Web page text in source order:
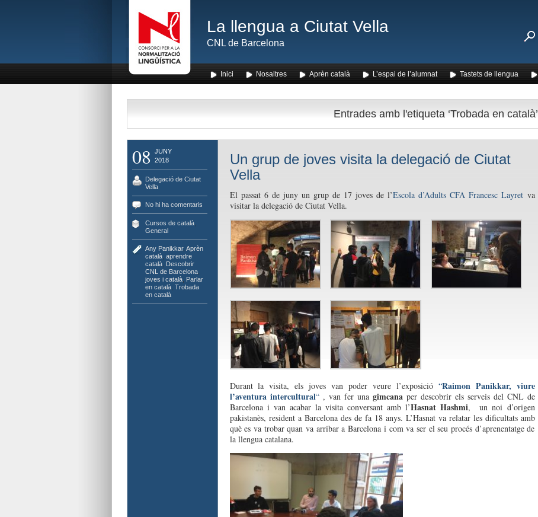
La llengua a Ciutat Vella
CNL de Barcelona
Inici Nosaltres Aprèn català L’espai de l’alumnat Tastets de llengua
Entrades amb l'etiqueta ‘Trobada en català’
08
JUNY
2018
Delegació de Ciutat
Vella
No hi ha comentaris
Cursos de català,
General
Any Panikkar, Aprèn
català, aprendre
català, Descobrir
CNL de Barcelona,
joves i català, Parlar
en català, Trobada
en català
Un grup de joves visita la delegació de Ciutat
Vella
El passat 6 de juny un grup de 17 joves de l’Escola d’Adults CFA Francesc Layret va
visitar la delegació de Ciutat Vella.
Durant la visita, els joves van poder veure l’exposició “Raimon Panikkar, viure
l’aventura intercultural“, van fer una gimcanaper descobrir els serveis del CNL de
Barcelona i van acabar la visita conversant amb l’Hasnat Hashmi, un noi d’origen
pakistanès, resident a Barcelona des de fa 18 anys. L’Hasnat va relatar les dificultats amb
què es va trobar quan va arribar a Barcelona i com va ser el seu procés d’aprenentatge de
la llengua catalana.